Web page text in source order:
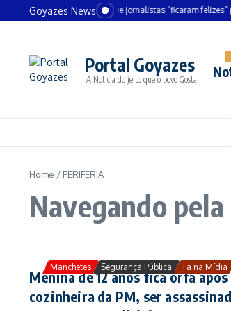
Ir para o conteúdo
Goyazes News
Chanceler alemão diz que jornalistas “ficaram felizes” por
Portal Goyazes
A Notícia do jeito que o povo Gosta!
Home / PERIFERIA
Navegando pela
Manchetes Segurança Pública Ta na Mídia
Menina de 12 anos fica órfã após
cozinheira da PM, ser